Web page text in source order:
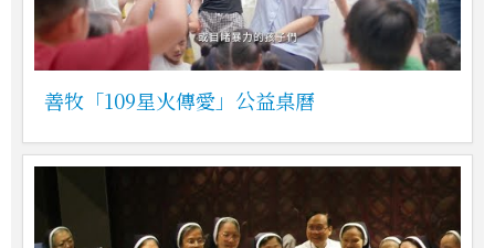
善牧「109星火傳愛」公益桌曆